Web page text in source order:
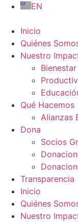
contenido
EN
Inicio
Quiénes
Nuestro
Bienestar
Qué Hacemos
Alianzas
Dona
Socios
Transparencia
Inicio
Quiénes
Nuestro